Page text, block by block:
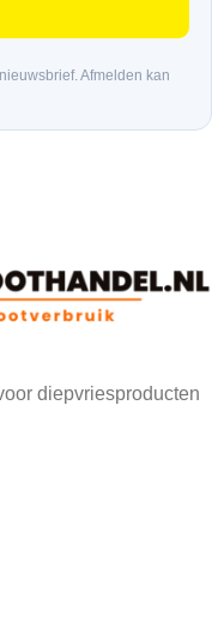
Afmelden kan
diepvriesproducten